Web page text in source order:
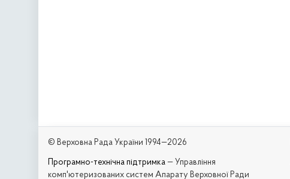
© Верховна Рада України 1994—2026
Програмно-технічна підтримка — Управління
комп'ютеризованих систем Апарату Верховної Ради